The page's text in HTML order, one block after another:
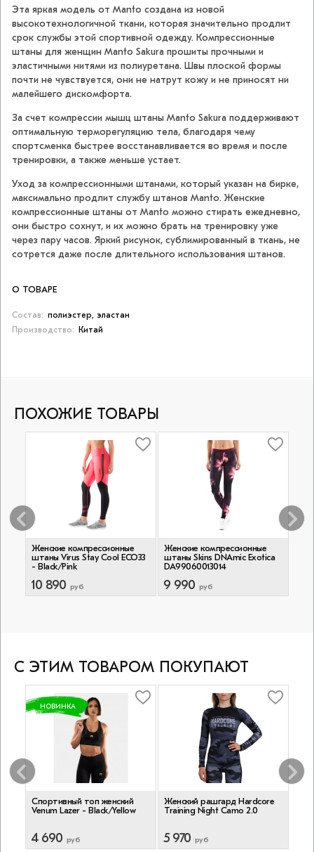
Эта яркая модель от Manto создана из новой
высокотехнологичной ткани, которая значительно продлит
срок службы этой спортивной одежду. Компрессионные
штаны для женщин Manto Sakura прошиты прочными и
эластичными нитями из полиуретана. Швы плоской формы
почти не чувствуется, они не натрут кожу и не приносят ни
малейшего дискомфорта.
За счет компрессии мышц штаны Manto Sakura поддерживают
оптимальную терморегуляцию тела, благодаря чему
спортсменка быстрее восстанавливается во время и после
тренировки, а также меньше устает.
Уход за компрессионными штанами, который указан на бирке,
максимально продлит службу штанов Manto. Женские
компрессионные штаны от Manto можно стирать ежедневно,
они быстро сохнут, и их можно брать на тренировку уже
через пару часов. Яркий рисунок, сублимированный в ткань, не
сотрется даже после длительного использования штанов.
О ТОВАРЕ
Состав: полиэстер, эластан
Производство:
Китай
ПОХОЖИЕ ТОВАРЫ
Женские компрессионные
штаны Virus Stay Cool ECO33
- Black/Pink
10 890 руб
Женские компрессионные
штаны Skins DNAmic Exotica
DA99060013014
9 990 руб
С ЭТИМ ТОВАРОМ ПОКУПАЮТ
НОВИНКА
Спортивный топ женский
Venum Lazer - Black/Yellow
4 690 руб
Женский рашгард Hardcore
Training Night Camo 2.0
5 970 руб